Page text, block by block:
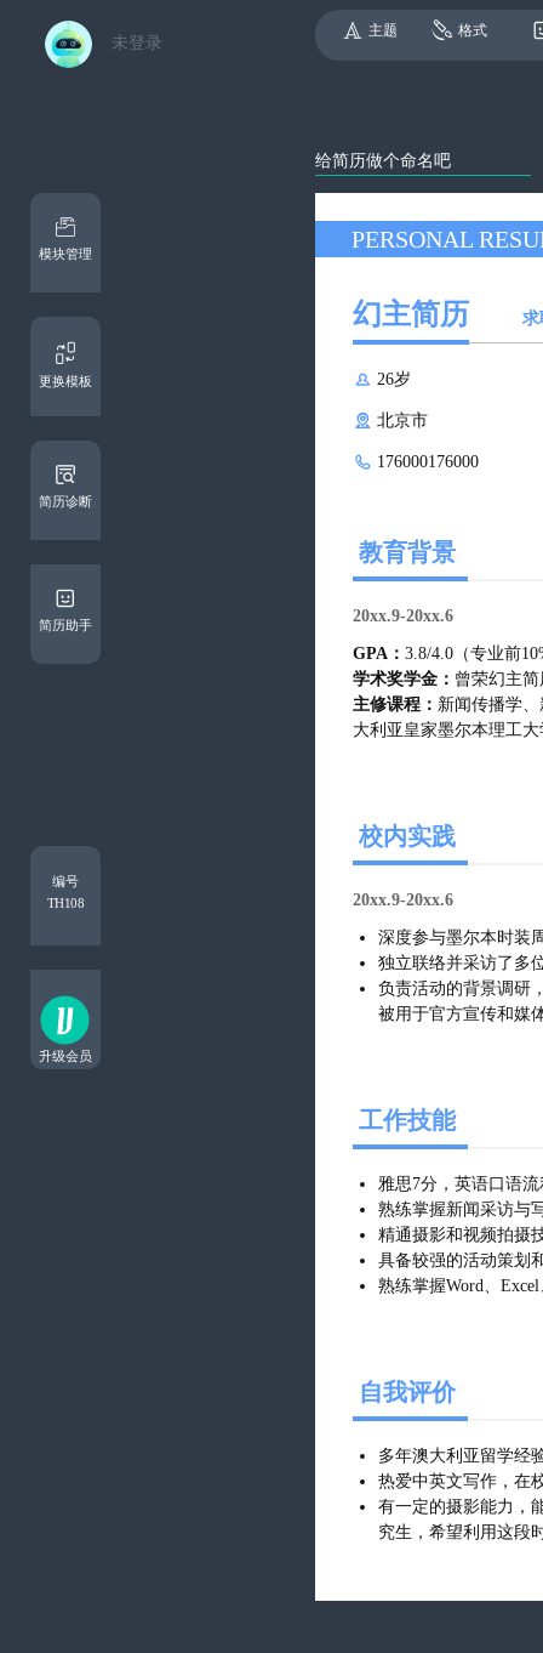
主题 格式
未登录
模块管理
更换模板
简历诊断
简历助手
编号
TH108
升级会员
幻主简历 求
 26岁
 北京市
 176000176000
教育背景
20xx.9-20xx.6
GPA：3.8/4.0（专业前
学术奖学金： 曾荣幻主
主修课程： 新闻传播学
大利亚皇家墨尔本理工
校内实践
20xx.9-20xx.6
深度参与墨尔本时装
独立联络并采访了多
负责活动的背景调研
被用于官方宣传和媒
工作技能
雅思7分，英语口语
熟练掌握新闻采访与
精通摄影和视频拍摄
具备较强的活动策划
熟练掌握Word、
自我评价
多年澳大利亚留学经
热爱中英文写作，在
有一定的摄影能力，
究生，希望利用这段